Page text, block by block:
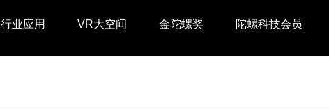
行业应用 VR大空间 金陀螺奖 陀螺科技会员